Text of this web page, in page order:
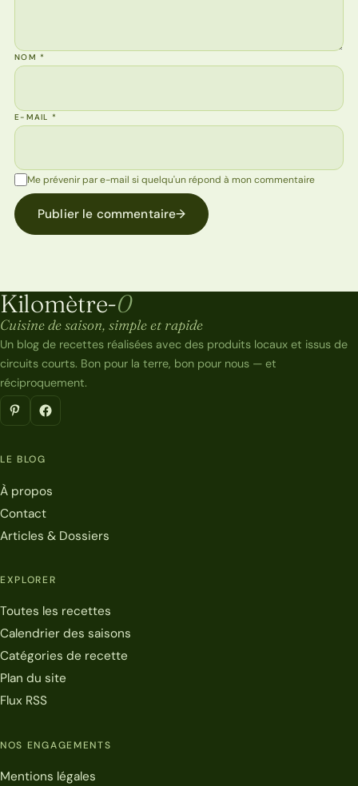
NOM*
E-MAIL*
Me prévenir par e-mail si quelqu'un répond à mon commentaire
Publier le commentaire→
Kilomètre-0
Kilomètre-0
Cuisine de saison, simple et rapide
Un blog de recettes réalisées avec des produits locaux et issus de
circuits courts. Bon pour la terre, bon pour nous — et
réciproquement.
LE BLOG
À propos
Contact
Articles & Dossiers
EXPLORER
Toutes les recettes
Calendrier des saisons
Catégories de recette
Plan du site
Flux RSS
NOS ENGAGEMENTS
Mentions légales